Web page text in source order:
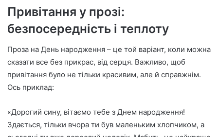
Привітання у прозі:
безпосередність і теплоту
Проза на День народження – це той варіант, коли можна
сказати все без прикрас, від серця. Важливо, щоб
привітання було не тільки красивим, але й справжнім.
Ось приклад:
«Дорогий сину, вітаємо тебе з Днем народження!
Здається, тільки вчора ти був маленьким хлопчиком, а